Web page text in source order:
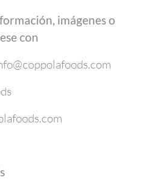
imágenes o
con